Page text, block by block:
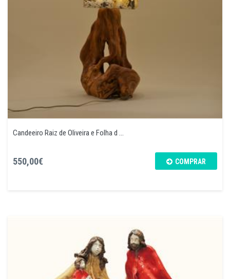
Candeeiro Raiz de Oliveira e Folha d ...
550,00€ COMPRAR